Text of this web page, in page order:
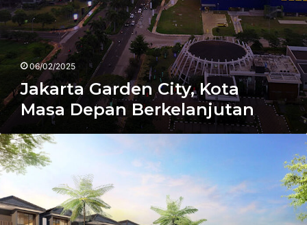
06/02/2025
Jakarta Garden City, Kota
Masa Depan Berkelanjutan
Sinar
Mas
Land
Klaster
Altara